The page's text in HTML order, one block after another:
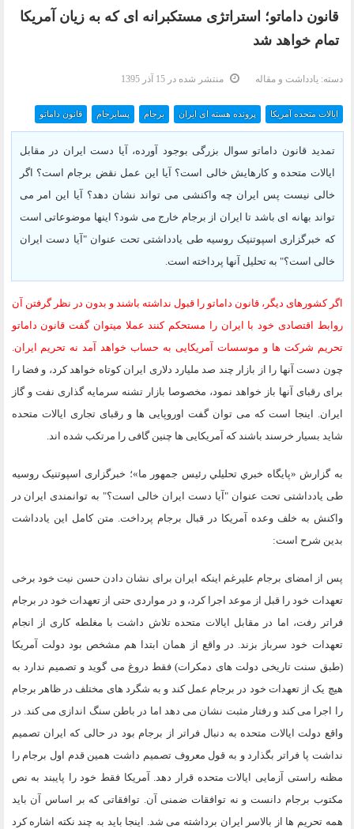
قانون داماتو؛ استراتژی مستکبرانه ای که به زیان آمریکا
تمام خواهد شد
دسته:یادداشت و مقاله منتشر شده در 15 آذر 1395
ایالات متحده آمریکا پرونده هسته ای ایران برجام پسابرجام قانون داماتو
تمدید قانون داماتو سوال بزرگی بوجود آورده، آیا دست ایران در مقابل
ایالات متحده و کارهایش خالی است؟ آیا این عمل نقض برجام است؟ اگر
خالی نیست پس ایران چه واکنشی می تواند نشان دهد؟ آیا این امر می
تواند بهانه ای باشد تا ایران از برجام خارج می شود؟ اینها موضوعاتی است
که خبرگزاری اسپوتنیک روسیه طی یادداشتی تحت عنوان "آیا دست ایران
خالی است؟" به تحلیل آنها پرداخته است.
اگر کشورهای دیگر، قانون داماتو را قبول نداشته باشند و بدون در نظر گرفتن آن
روابط اقتصادی خود با ایران را مستحکم کنند عملا میتوان گفت قانون داماتو
تحریم شرکت ها و موسسات آمریکایی به حساب خواهد آمد نه تحریم ایران.
چون دست آنها را از بازار چند صد ملیارد دلاری ایران کوتاه خواهد کرد، و فضا را
برای رقبای آنها باز خواهد نمود، مخصوصا بازار تشنه سرمایه گذاری نفت و گاز
ایران. اینجا است که می توان گفت اوروپایی ها و رقبای تجاری ایالات متحده
شاید بسیار خرسند باشند که آمریکایی ها چنین گافی را مرتکب شده اند.
به گزارش «پايگاه خبري تحليلي رئيس جمهور ما»؛ خبرگزاری اسپوتنیک روسیه
طی یادداشتی تحت عنوان "آیا دست ایران خالی است؟" به توانمندی ایران در
واکنش به خلف وعده آمریکا در قبال برجام پرداخت. متن کامل این یادداشت
بدین شرح است:
پس از امضای برجام علیرغم اینکه ایران برای نشان دادن حسن نیت خود برخی
تعهدات خود را قبل از موعد اجرا کرد، و در مواردی حتی از تعهدات خود در برجام
فراتر رفت، اما در مقابل ایالات متحده تلاش داشت با مغلطه کاری از انجام
تعهدات خود سرباز بزند. در واقع از همان ابتدا هم مشخص بود دولت آمریکا
(طبق سنت تاریخی دولت های دمکرات) فقط دروغ می گوید و تصمیم ندارد به
هیچ یک از تعهدات خود در برجام عمل کند و به شگرد های مختلف در ظاهر برجام
را اجرا می کند و رفتار مثبت نشان می دهد اما در باطن سنگ اندازی می کند. در
واقع دولت ایالات متحده به دنبال فراتر از برجام بود در حالی که ایران تصمیم
نداشت پا فراتر بگذارد و به قول معروف تصمیم داشت همین قدم اول برجام را
مظنه راستی آزمایی ایالات متحده قرار دهد. آمریکا فقط خود را پایبند به نص
مکتوب برجام دانست و نه توافقات ضمنی آن. توافقاتی که بر اساس آن باید
همه تحریم ها از بالاسر ایران برداشته می شد. اینجا باید به چند نکته اشاره کرد